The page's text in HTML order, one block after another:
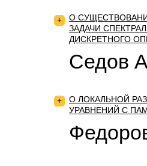
+
О
ЗАДАЧИ
ДИСКРЕТНОГО
Седов
+
О ЛОКАЛЬНОЙ
УРАВНЕНИЙ С